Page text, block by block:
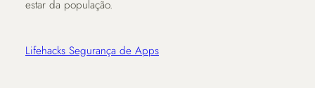
estar da população.
Lifehacks Segurança de Apps